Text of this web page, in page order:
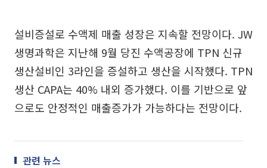
설비증설로 수액제 매출 성장은 지속할 전망이다. JW
생명과학은 지난해 9월 당진 수액공장에 TPN 신규
생산설비인 3라인을 증설하고 생산을 시작했다. TPN
생산 CAPA는 40% 내외 증가했다. 이를 기반으로 앞
으로도 안정적인 매출증가가 가능하다는 전망이다.
관련 뉴스